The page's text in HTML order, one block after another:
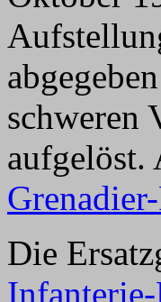
schweren
aufgelöst.
Die